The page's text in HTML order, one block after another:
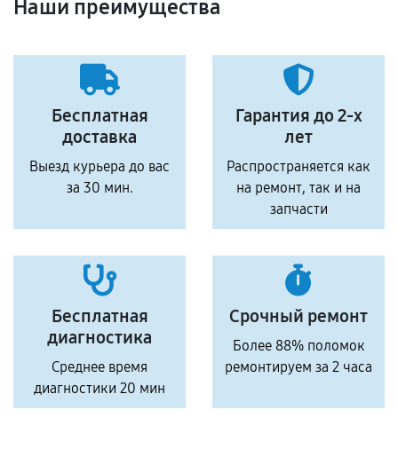
Наши преимущества
Бесплатная
доставка
Выезд курьера до вас
за 30 мин.
Гарантия до 2-х
лет
Распространяется как
на ремонт, так и на
запчасти
Бесплатная
диагностика
Среднее время
диагностики 20 мин
Срочный ремонт
Более 88% поломок
ремонтируем за 2 часа